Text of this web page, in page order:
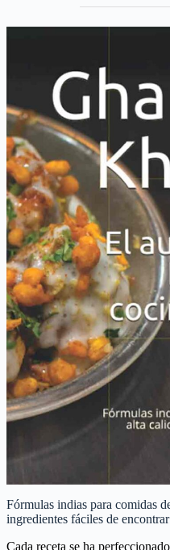
Fórmulas indias para comidas
ingredientes fáciles de encontrar
Cada receta se ha